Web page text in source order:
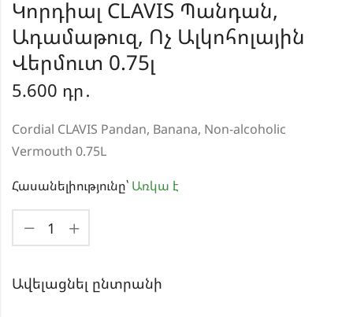
Կորդիալ CLAVIS Պանդան,
Ադամաթուզ, Ոչ Ալկոհոլային
Վերմուտ 0.75լ
5.600 դր․
Cordial CLAVIS Pandan, Banana, Non-alcoholic
Vermouth 0.75L
Հասանելիությունը՝ Առկա է
Ավելացնել ընտրանի